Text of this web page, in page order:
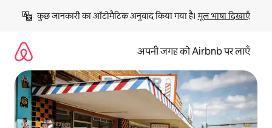
छोड़कर
कॉन्टेंट
कुछ जानकारी का ऑटोमैटिक अनुवाद किया गया है। मूल भाषा दिखाएँ
अपनी जगह को Airbnb पर लाएँ